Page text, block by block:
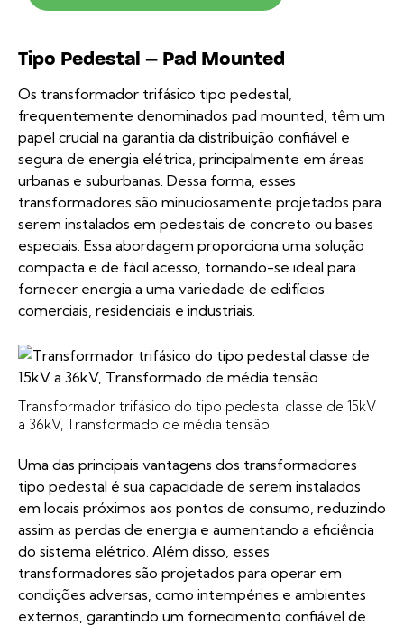
Tipo Pedestal – Pad Mounted
Os transformador trifásico tipo pedestal,
frequentemente denominados pad mounted, têm um
papel crucial na garantia da distribuição confiável e
segura de energia elétrica, principalmente em áreas
urbanas e suburbanas. Dessa forma, esses
transformadores são minuciosamente projetados para
serem instalados em pedestais de concreto ou bases
especiais. Essa abordagem proporciona uma solução
compacta e de fácil acesso, tornando-se ideal para
fornecer energia a uma variedade de edifícios
comerciais, residenciais e industriais.
Transformador trifásico do tipo pedestal classe de 15kV
a 36kV, Transformado de média tensão
Uma das principais vantagens dos transformadores
tipo pedestal é sua capacidade de serem instalados
em locais próximos aos pontos de consumo, reduzindo
assim as perdas de energia e aumentando a eficiência
do sistema elétrico. Além disso, esses
transformadores são projetados para operar em
condições adversas, como intempéries e ambientes
externos, garantindo um fornecimento confiável de